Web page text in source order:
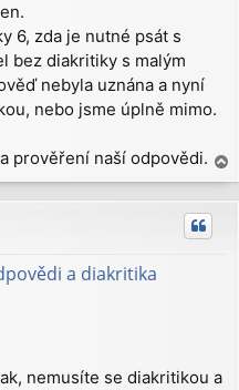
6, zda je nutné psát s
bez diakritiky s malým
nebyla uznána a nyní
nebo jsme úplně mimo.
prověření naší odpovědi.
o
p
a diakritika
nemusíte se diakritikou a